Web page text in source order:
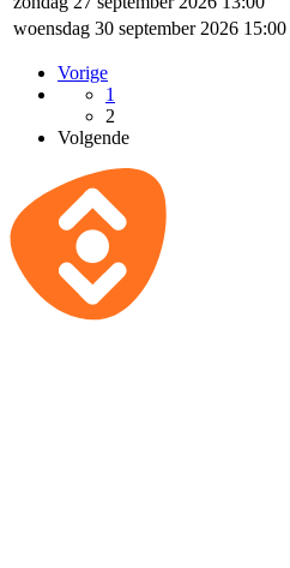
woensdag 30 september 2026 15:00
Vorige
1
2
Volgende